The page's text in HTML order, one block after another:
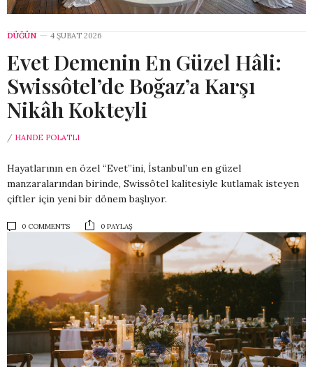
DÜĞÜN 4 ŞUBAT 2026
Evet Demenin En Güzel Hâli:
Swissôtel’de Boğaz’a Karşı
Nikâh Kokteyli
/ HANDE POLATLI
Hayatlarının en özel “Evet”ini, İstanbul’un en güzel
manzaralarından birinde, Swissôtel kalitesiyle kutlamak isteyen
çiftler için yeni bir dönem başlıyor.
0 COMMENTS 0 PAYLAŞ